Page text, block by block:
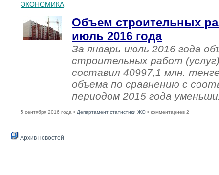
ЭКОНОМИКА
Объем строительных
июль 2016 года
За январь-июль 2016 года
строительных работ
составил 40997,1 млн.
объема по сравнению с
периодом 2015 года
5 сентября 2016 года • Департамент статистики ЖО • комментариев 2
Архив новостей